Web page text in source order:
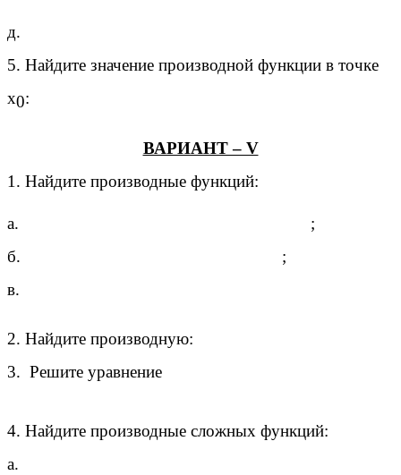
д.
5. Найдите значение производной функции в точке
х0:
ВАРИАНТ – V
1. Найдите производные функций:
а.
;
б.
;
в.
2. Найдите производную:
3. Решите уравнение
4. Найдите производные сложных функций:
а.